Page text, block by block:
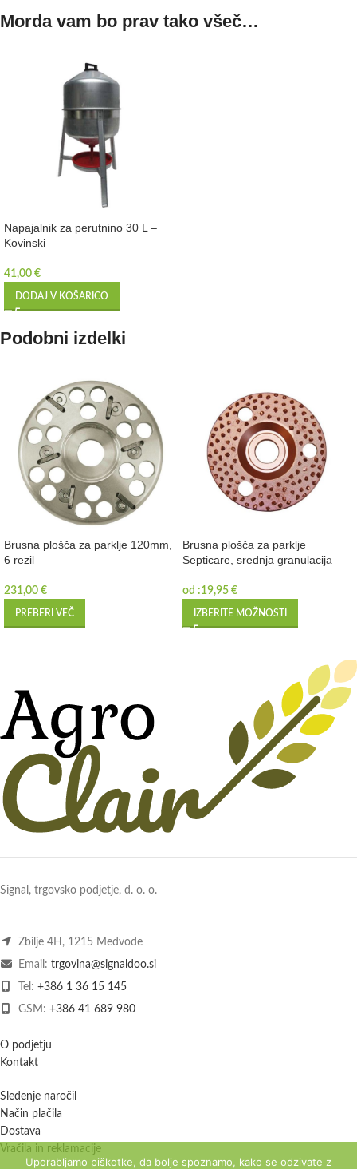
Morda vam bo prav tako všeč…
Napajalnik za perutnino 30 L –
Kovinski
41,00 €
DODAJ V KOŠARICO
Podobni izdelki
Brusna plošča za parklje 120mm,
6 rezil
231,00 €
PREBERI VEČ
Brusna plošča za parklje
Septicare, srednja granulacija
od :19,95 €
IZBERITE MOŽNOSTI
Signal, trgovsko podjetje, d. o. o.
Zbilje 4H, 1215 Medvode
Email: trgovina@signaldoo.si
Tel: +386 1 36 15 145
GSM: +386 41 689 980
O podjetju
Kontakt
Sledenje naročil
Način plačila
Dostava
Vračila in reklamacije
Uporabljamo piškotke, da bolje spoznamo, kako se odzivate z